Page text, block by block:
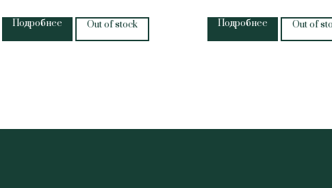
Подробнее Out of stock Подробнее Out of